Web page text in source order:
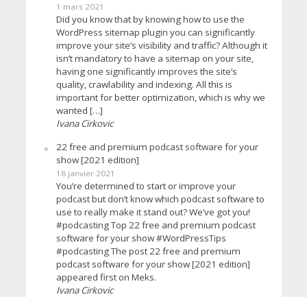
1 mars 2021
Did you know that by knowing how to use the
WordPress sitemap plugin you can significantly
improve your site’s visibility and traffic? Although it
isn’t mandatory to have a sitemap on your site,
having one significantly improves the site’s
quality, crawlability and indexing. All this is
important for better optimization, which is why we
wanted […]
Ivana Cirkovic
22 free and premium podcast software for your
show [2021 edition]
18 janvier 2021
You’re determined to start or improve your
podcast but don’t know which podcast software to
use to really make it stand out? We’ve got you!
#podcasting Top 22 free and premium podcast
software for your show #WordPressTips
#podcasting The post 22 free and premium
podcast software for your show [2021 edition]
appeared first on Meks.
Ivana Cirkovic